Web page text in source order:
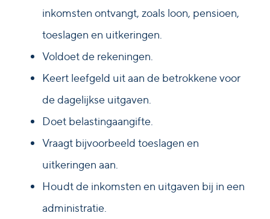
inkomsten ontvangt, zoals loon, pensioen,
toeslagen en uitkeringen.
Voldoet de rekeningen.
Keert leefgeld uit aan de betrokkene voor
de dagelijkse uitgaven.
Doet belastingaangifte.
Vraagt bijvoorbeeld toeslagen en
uitkeringen aan.
Houdt de inkomsten en uitgaven bij in een
administratie.